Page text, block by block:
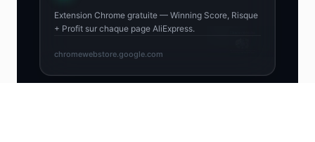
Extension Chrome gratuite — Winning Score, Risque
+ Profit sur chaque page AliExpress.
chromewebstore.google.com